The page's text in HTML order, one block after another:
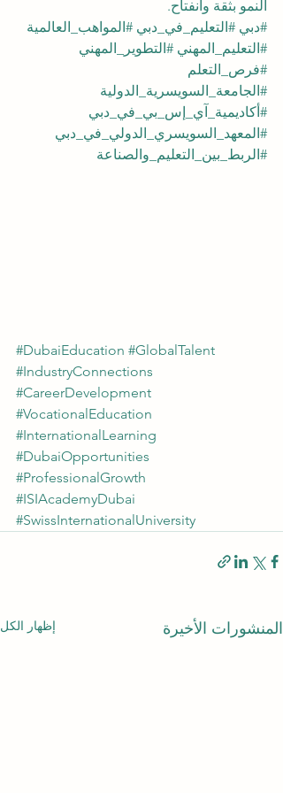
النمو بثقة وانفتاح.
#دبي #التعليم_في_دبي #المواهب_العالمية
#التعليم_المهني #التطوير_المهني
#فرص_التعلم
#الجامعة_السويسرية_الدولية
#أكاديمية_آي_إس_بي_في_دبي
#المعهد_السويسري_الدولي_في_دبي
#الربط_بين_التعليم_والصناعة
#DubaiEducation #GlobalTalent
#IndustryConnections
#CareerDevelopment
#VocationalEducation
#InternationalLearning
#DubaiOpportunities
#ProfessionalGrowth
#ISIAcademyDubai
#SwissInternationalUniversity
المنشورات الأخيرة إظهار الكل